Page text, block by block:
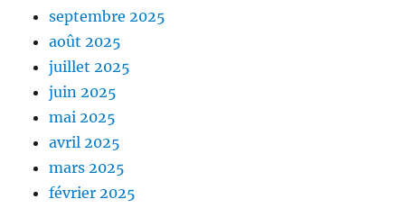
septembre 2025
août 2025
juillet 2025
juin 2025
mai 2025
avril 2025
mars 2025
février 2025